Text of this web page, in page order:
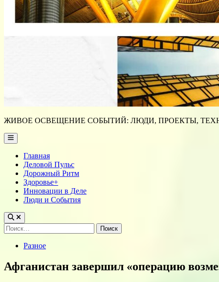
ЖИВОЕ ОСВЕЩЕНИЕ СОБЫТИЙ: ЛЮДИ, ПРОЕКТЫ,
Main
Menu
Главная
Деловой Пульс
Дорожный Ритм
Здоровье+
Инновации в Деле
Люди и События
Найти:
PostedРазное
Афганистан завершил «операцию